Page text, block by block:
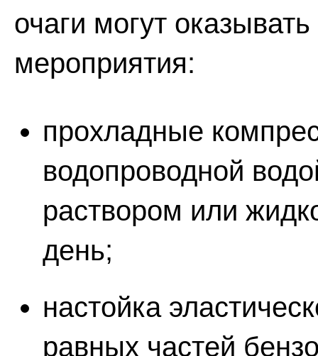
очаги могут
мероприятия:
прохладные
водопроводной
раствором или
день;
настойка
равных частей